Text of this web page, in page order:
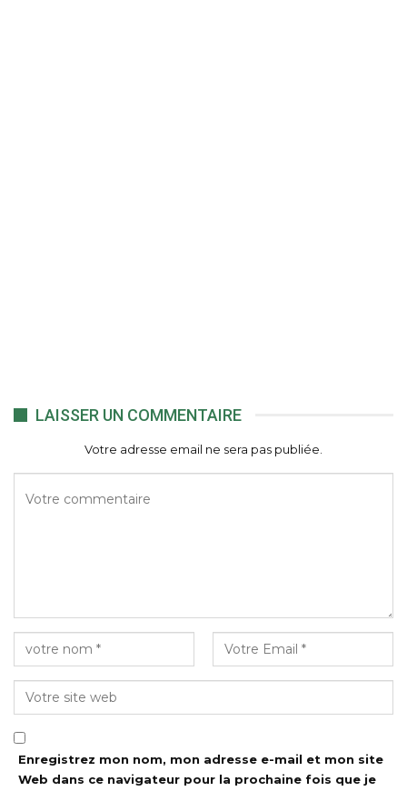
LAISSER UN COMMENTAIRE
Votre adresse email ne sera pas publiée.
Enregistrez mon nom, mon adresse e-mail et mon site
Web dans ce navigateur pour la prochaine fois que je